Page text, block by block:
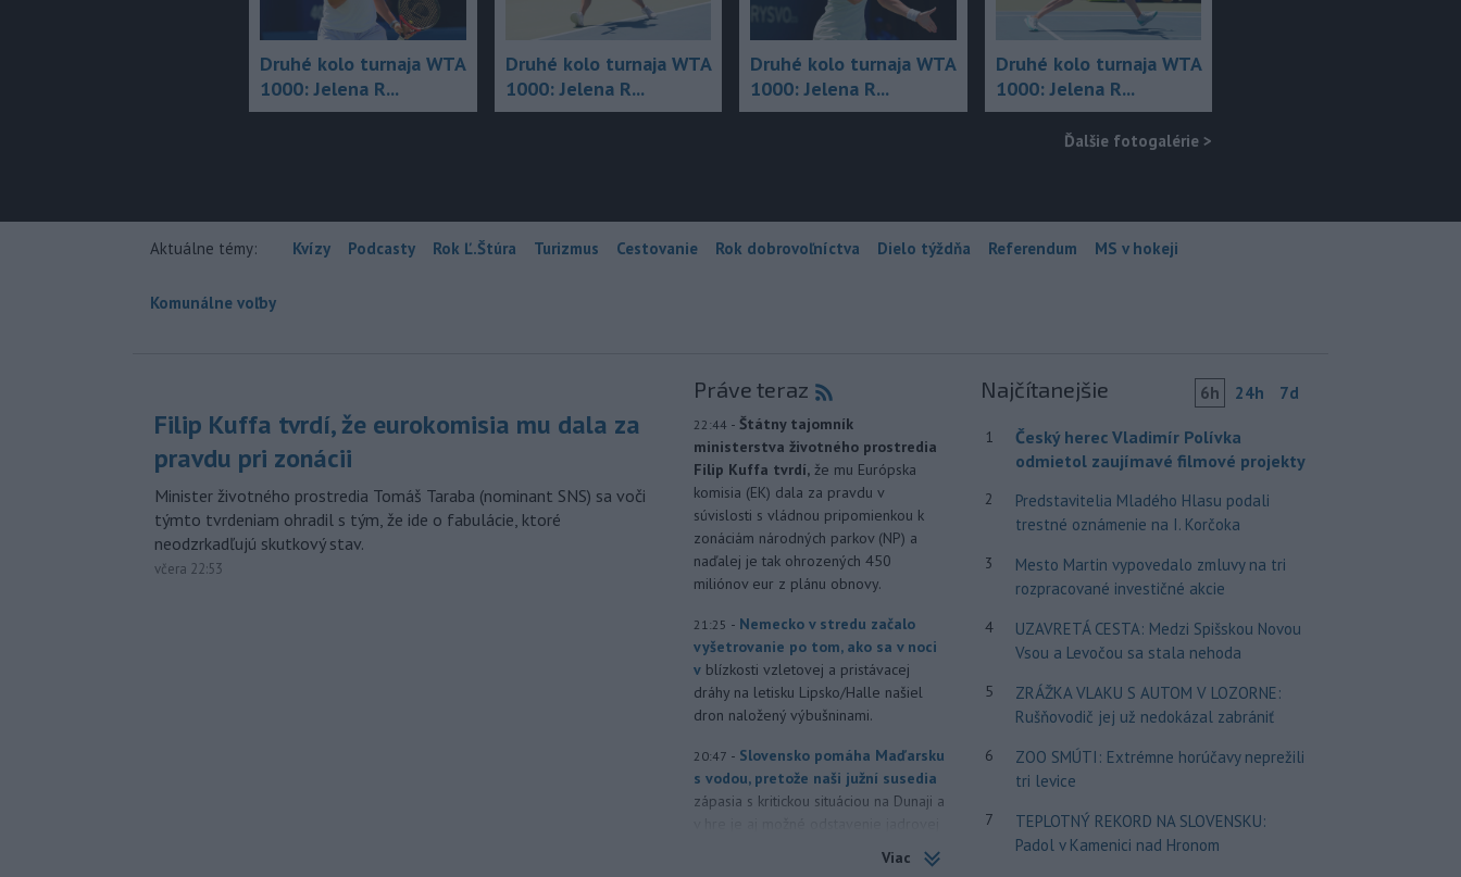
Druhé kolo turnaja WTA
1000: Jelena R...
Druhé kolo turnaja WTA
1000: Jelena R...
Druhé kolo turnaja WTA
1000: Jelena R...
Druhé kolo turnaja WTA
1000: Jelena R...
Ďalšie fotogalérie >
Aktuálne témy: Kvízy Podcasty Rok Ľ.Štúra Turizmus Cestovanie Rok dobrovoľníctva Dielo týždňa Referendum MS v hokeji
Komunálne voľby
Filip Kuffa tvrdí, že eurokomisia mu dala za
pravdu pri zonácii
Minister životného prostredia Tomáš Taraba (nominant SNS) sa voči
týmto tvrdeniam ohradil s tým, že ide o fabulácie, ktoré
neodzrkadľujú skutkový stav.
včera 22:53
Práve teraz
22:44 - Štátny tajomník
ministerstva životného prostredia
Filip Kuffa tvrdí, že mu Európska
komisia (EK) dala za pravdu v
súvislosti s vládnou pripomienkou k
zonáciám národných parkov (NP) a
naďalej je tak ohrozených 450
miliónov eur z plánu obnovy.
21:25 - Nemecko v stredu začalo
vyšetrovanie po tom, ako sa v noci
v blízkosti vzletovej a pristávacej
dráhy na letisku Lipsko/Halle našiel
dron naložený výbušninami.
20:47 - Slovensko pomáha Maďarsku
s vodou, pretože naši južní susedia
zápasia s kritickou situáciou na Dunaji a
Viac
Najčítanejšie 6h 24h 7d
1
Český herec Vladimír Polívka
odmietol zaujímavé filmové projekty
2
Predstavitelia Mladého Hlasu podali
trestné oznámenie na I. Korčoka
3
Mesto Martin vypovedalo zmluvy na tri
rozpracované investičné akcie
4
UZAVRETÁ CESTA: Medzi Spišskou Novou
Vsou a Levočou sa stala nehoda
5
ZRÁŽKA VLAKU S AUTOM V LOZORNE:
Rušňovodič jej už nedokázal zabrániť
6
ZOO SMÚTI: Extrémne horúčavy neprežili
tri levice
7
TEPLOTNÝ REKORD NA SLOVENSKU:
Padol v Kamenici nad Hronom